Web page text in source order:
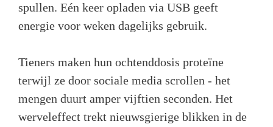
spullen. Eén keer opladen via USB geeft
energie voor weken dagelijks gebruik.
Tieners maken hun ochtenddosis proteïne
terwijl ze door sociale media scrollen - het
mengen duurt amper vijftien seconden. Het
werveleffect trekt nieuwsgierige blikken in de